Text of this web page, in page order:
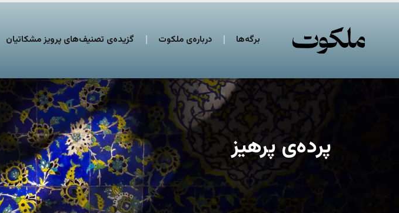
برگه‌ها درباره‌ی ملکوت گزیده‌ی تصنیف‌های پرویز مشکاتیان
پرده‌ی پرهیز